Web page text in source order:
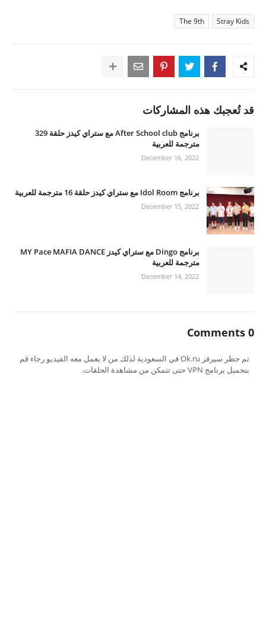
Stray Kids
The 9th
قد تُعجبك هذه المشاركات
برنامج After School club مع ستراي كيدز حلقة 329
مترجمة للعربية
December 16, 2022
برنامج Idol Room مع ستراي كيدز حلقة 16 مترجمة للعربية
December 15, 2022
برنامج Dingo مع ستراي كيدز MY Pace MAFIA DANCE
مترجمة للعربية
December 14, 2022
0 Comments
تم حظر سيرفر Ok.ru في السعودية لذلك من لا يعمل معه الفيديو رجاء قم
بتحميل برنامج VPN حتى تتمكن من مشاهدة الحلقات.